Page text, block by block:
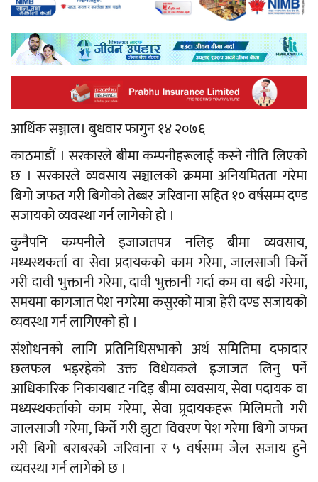
आर्थिक सञ्जाल। बुधवार फागुन १४ २०७६
काठमाडौं । सरकारले बीमा कम्पनीहरूलाई कस्ने नीति लिएको
छ । सरकारले व्यवसाय सञ्चालको क्रममा अनियमितता गरेमा
बिगो जफत गरी बिगोको तेब्बर जरिवाना सहित १० वर्षसम्म दण्ड
सजायको व्यवस्था गर्न लागेको हो ।
कुनैपनि कम्पनीले इजाजतपत्र नलिइ बीमा व्यवसाय,
मध्यस्थकर्ता वा सेवा प्रदायकको काम गरेमा, जालसाजी किर्ते
गरी दावी भुक्तानी गरेमा, दावी भुक्तानी गर्दा कम वा बढी गरेमा,
समयमा कागजात पेश नगरेमा कसुरको मात्रा हेरी दण्ड सजायको
व्यवस्था गर्न लागिएको हो ।
संशोधनको लागि प्रतिनिधिसभाको अर्थ समितिमा दफादार
छलफल भइरहेको उक्त विधेयकले इजाजत लिनु पर्ने
आधिकारिक निकायबाट नदिइ बीमा व्यवसाय, सेवा पदायक वा
मध्यस्थकर्ताको काम गरेमा, सेवा प्र्रदायकहरू मिलिमतो गरी
जालसाजी गरेमा, किर्ते गरी झुटा विवरण पेश गरेमा बिगो जफत
गरी बिगो बराबरको जरिवाना र ५ वर्षसम्म जेल सजाय हुने
व्यवस्था गर्न लागेको छ ।